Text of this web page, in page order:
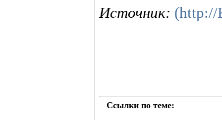
Источник: (http://
Ссылки по теме: